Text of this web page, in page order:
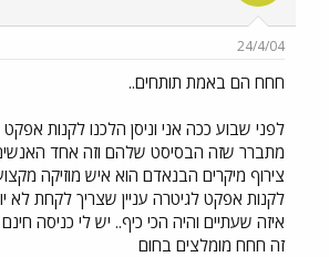
24/4/04
חחח הם באמת תותחים..
לפני שבוע ככה אני וניסן הלכנו לקנות
מתברר שזה הבסיסט שלהם וזה אחד
צירוף מיקרים הבנאדם הוא איש מוזיקה
איזה שעתיים והיה הכי כיף.. יש לי כניסה
זה חחח מומלצים בחום